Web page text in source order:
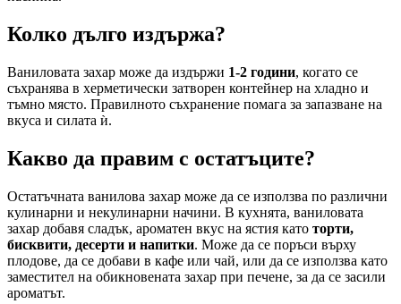
Колко дълго издържа?
Ваниловата захар може да издържи 1-2 години, когато се
съхранява в херметически затворен контейнер на хладно и
тъмно място. Правилното съхранение помага за запазване на
вкуса и силата ѝ.
Какво да правим с остатъците?
Остатъчната ванилова захар може да се използва по различни
кулинарни и некулинарни начини. В кухнята, ваниловата
захар добавя сладък, ароматен вкус на ястия като торти,
бисквити, десерти и напитки. Може да се поръси върху
плодове, да се добави в кафе или чай, или да се използва като
заместител на обикновената захар при печене, за да се засили
ароматът.